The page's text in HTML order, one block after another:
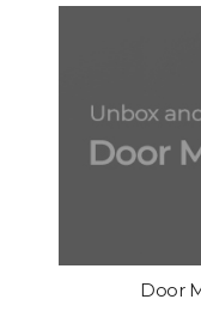
Door